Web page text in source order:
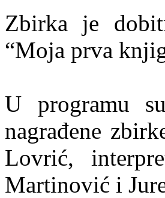
Zbirka je
“Moja prva
U programu
nagrađene
Lovrić,
Martinović i